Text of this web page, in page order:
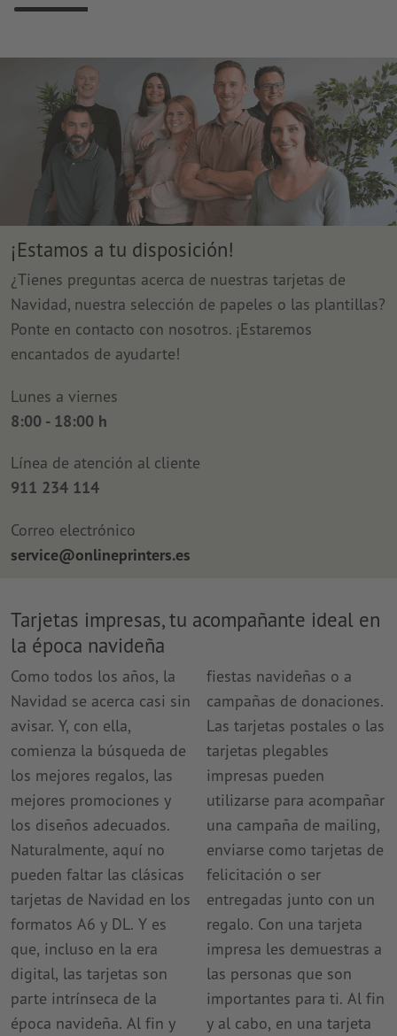
¡Estamos a tu disposición!
¿Tienes preguntas acerca de nuestras tarjetas de
Navidad, nuestra selección de papeles o las plantillas?
Ponte en contacto con nosotros. ¡Estaremos
encantados de ayudarte!
Lunes a viernes
8:00 - 18:00 h
Línea de atención al cliente
911 234 114
Correo electrónico
service@onlineprinters.es
Tarjetas impresas, tu acompañante ideal en
la época navideña
Como todos los años, la
Navidad se acerca casi sin
avisar. Y, con ella,
comienza la búsqueda de
los mejores regalos, las
mejores promociones y
los diseños adecuados.
Naturalmente, aquí no
pueden faltar las clásicas
tarjetas de Navidad en los
formatos A6 y DL. Y es
que, incluso en la era
digital, las tarjetas son
parte intrínseca de la
época navideña. Al fin y
fiestas navideñas o a
campañas de donaciones.
Las tarjetas postales o las
tarjetas plegables
impresas pueden
utilizarse para acompañar
una campaña de mailing,
enviarse como tarjetas de
felicitación o ser
entregadas junto con un
regalo. Con una tarjeta
impresa les demuestras a
las personas que son
importantes para ti. Al fin
y al cabo, en una tarjeta